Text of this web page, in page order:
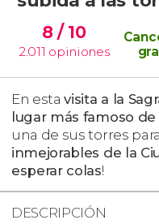
8/ 10
2.011 opiniones
En estavisita a la
lugar más famoso
una de sus torres
inmejorables de la
esperar colas!
DESCRIPCIÓN